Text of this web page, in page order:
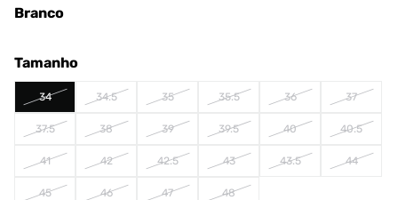
Branco
Tamanho
34 34.5 35 35.5 36 37
37.5 38 39 39.5 40 40.5
41 42 42.5 43 43.5 44
45 46 47 48